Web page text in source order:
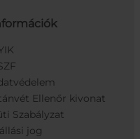
Ellenőr kivonat
Szabályzat
jog